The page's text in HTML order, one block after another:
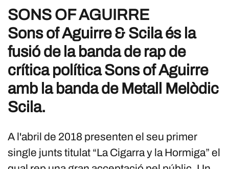
SONS OF AGUIRRE
Sons of Aguirre & Scila és la
fusió de la banda de rap de
crítica política Sons of Aguirre
amb la banda de Metall Melòdic
Scila.
A l'abril de 2018 presenten el seu primer
single junts titulat “La Cigarra y la Hormiga” el